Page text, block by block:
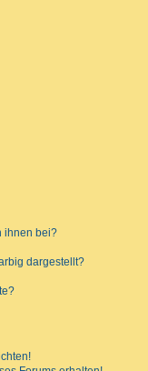
ihnen bei?
dargestellt?